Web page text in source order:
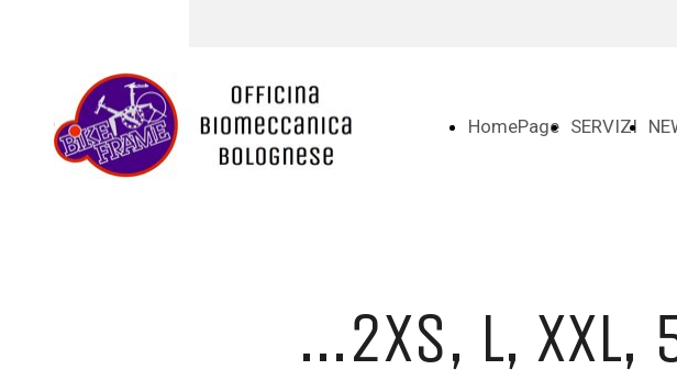
HomePage SERVIZI
...2XS, L,